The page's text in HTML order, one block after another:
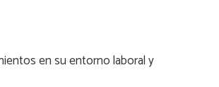
en su entorno laboral y